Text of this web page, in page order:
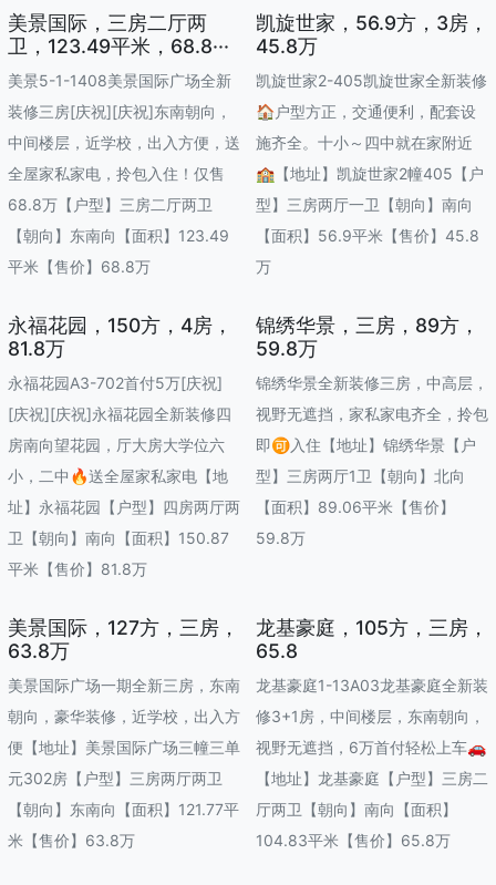
美景国际，三房二厅两
卫，123.49平米，68.8···
美景5-1-1408美景国际广场全新
装修三房[庆祝][庆祝]东南朝向，
中间楼层，近学校，出入方便，送
全屋家私家电，拎包入住！仅售
68.8万【户型】三房二厅两卫
【朝向】东南向【面积】123.49
平米【售价】68.8万
凯旋世家，56.9方，3房，
45.8万
凯旋世家2-405凯旋世家全新装修
🏠户型方正，交通便利，配套设
施齐全。十小～四中就在家附近
🏫【地址】凯旋世家2幢405【户
型】三房两厅一卫【朝向】南向
【面积】56.9平米【售价】45.8
万
永福花园，150方，4房，
81.8万
永福花园A3-702首付5万[庆祝]
[庆祝][庆祝]永福花园全新装修四
房南向望花园，厅大房大学位六
小，二中🔥送全屋家私家电【地
址】永福花园【户型】四房两厅两
卫【朝向】南向【面积】150.87
平米【售价】81.8万
锦绣华景，三房，89方，
59.8万
锦绣华景全新装修三房，中高层，
视野无遮挡，家私家电齐全，拎包
即🉑入住【地址】锦绣华景【户
型】三房两厅1卫【朝向】北向
【面积】89.06平米【售价】
59.8万
美景国际，127方，三房，
63.8万
美景国际广场一期全新三房，东南
朝向，豪华装修，近学校，出入方
便【地址】美景国际广场三幢三单
元302房【户型】三房两厅两卫
【朝向】东南向【面积】121.77平
米【售价】63.8万
龙基豪庭，105方，三房，
65.8
龙基豪庭1-13A03龙基豪庭全新装
修3+1房，中间楼层，东南朝向，
视野无遮挡，6万首付轻松上车🚗
【地址】龙基豪庭【户型】三房二
厅两卫【朝向】南向【面积】
104.83平米【售价】65.8万